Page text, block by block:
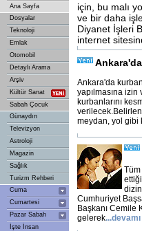
Ana Sayfa
Dosyalar
Teknoloji
Emlak
Otomobil
Detaylı Arama
Arşiv
Kültür Sanat
Sabah Çocuk
Günaydın
Televizyon
Astroloji
Magazin
Sağlık
Turizm Rehberi
Cuma
Cumartesi
Pazar Sabah
İşte İnsan
için, bu malı
ve bir daha
Diyanet İşleri
internet
Ankara'da
yapılmasına
kurbanlarını
meydan, yol gibi
Tüm
Cumhuriyet
Başkanı
gelerek...devamı